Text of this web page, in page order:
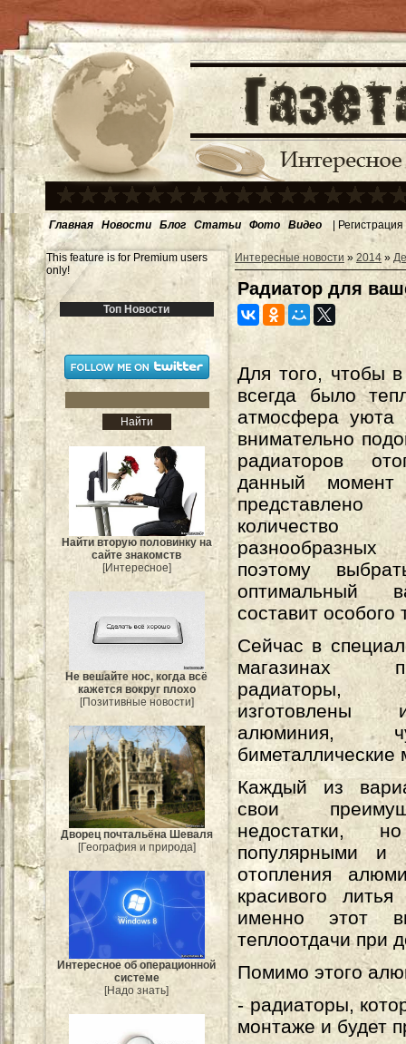
Главная Новости Блог Статьи Фото Видео | Регистрация
This feature is for Premium users
only!
Топ Новости
Найти вторую половинку на
сайте знакомств
[Интересное]
Не вешайте нос, когда всё
кажется вокруг плохо
[Позитивные новости]
Дворец почтальёна Шеваля
[География и природа]
Интересное об операционной
системе
[Надо знать]
Интересные новости » 2014 »
Радиатор для
Для того, чтобы
всегда было
атмосфера уюта
внимательно
радиаторов
данный
поэтому
оптимальный
составит особого
Сейчас в
магазинах
радиаторы,
изготовлены
алюминия,
биметаллические
Каждый из
свои
недостатки,
популярными и
отопления
красивого
именно этот
теплоотдачи при
Помимо этого
- радиаторы,
монтаже и будет